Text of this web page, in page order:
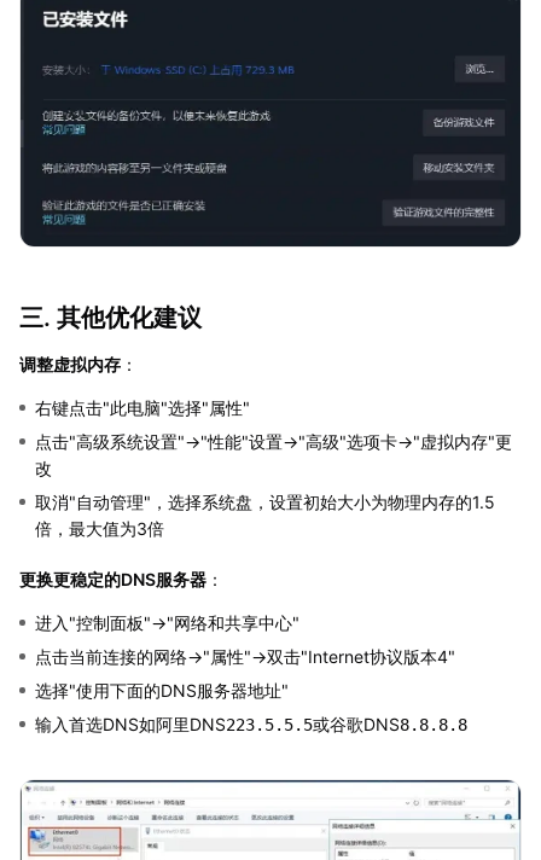
三. 其他优化建议
调整虚拟内存 ：
右键点击"此电脑"选择"属性"
点击"高级系统设置"→"性能"设置→"高级"选项卡→"虚拟内存"更
改
取消"自动管理"，选择系统盘，设置初始大小为物理内存的1.5
倍，最大值为3倍
更换更稳定的DNS服务器 ：
进入"控制面板"→"网络和共享中心"
点击当前连接的网络→"属性"→双击"Internet协议版本4"
选择"使用下面的DNS服务器地址"
输入首选DNS如阿里DNS223.5.5.5或谷歌DNS8.8.8.8